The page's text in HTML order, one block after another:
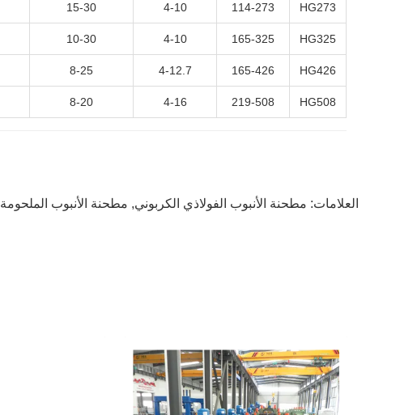
HG273
114-273
4-10
15-30
HG325
165-325
4-10
10-30
HG426
165-426
4-12.7
8-25
HG508
219-508
4-16
8-20
العلامات: مطحنة الأنبوب الفولاذي الكربوني, مطحنة الأنبوب الملحومة